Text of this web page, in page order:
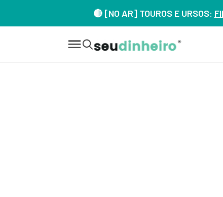
🔴 [NO AR] TOUROS E URSOS: